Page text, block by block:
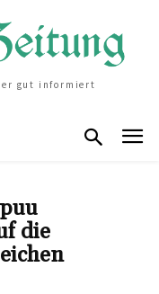
gut informiert
die